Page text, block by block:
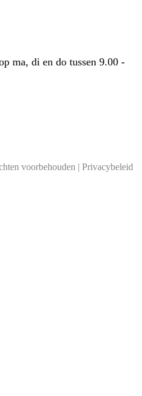
ma, di en do tussen 9.00 -
voorbehouden | Privacybeleid